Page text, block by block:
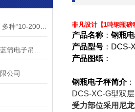
公司
非凡设计【1吨钢瓶
产品名称：钢瓶
产品型号 ： DCS-
产品图纸 ：
钢瓶电子秤简介：
DCS-XC-G型双层
受力部位采用尼